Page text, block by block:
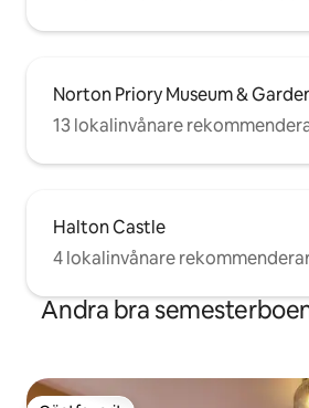
Norton Priory Museum &
13 lokalinvånare
Halton Castle
4 lokalinvånare
Andra bra